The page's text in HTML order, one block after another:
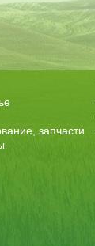
запчасти